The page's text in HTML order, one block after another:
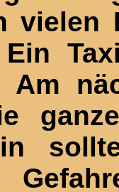
vielen
Ein
Am